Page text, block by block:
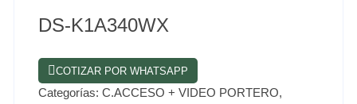
DS-K1A340WX
COTIZAR POR WHATSAPP
Categorías:C.ACCESO + VIDEO PORTERO,